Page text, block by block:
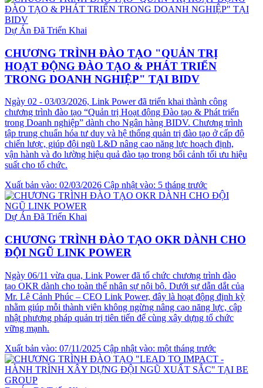
Dự Án Đã Triển Khai
CHƯƠNG TRÌNH ĐÀO TẠO "QUẢN TRỊ
HOẠT ĐỘNG ĐÀO TẠO & PHÁT TRIỂN
TRONG DOANH NGHIỆP" TẠI BIDV
Ngày 02 - 03/03/2026, Link Power đã triển khai thành công
chương trình đào tạo “Quản trị Hoạt động Đào tạo & Phát triển
trong Doanh nghiệp” dành cho Ngân hàng BIDV. Chương trình
tập trung chuẩn hóa tư duy và hệ thống quản trị đào tạo ở cấp độ
chiến lược, giúp đội ngũ L&D nâng cao năng lực hoạch định,
vận hành và đo lường hiệu quả đào tạo trong bối cảnh tối ưu hiệu
suất cho tổ chức.
Xuất bản vào: 02/03/2026 Cập nhật vào: 5 tháng trước
Dự Án Đã Triển Khai
CHƯƠNG TRÌNH ĐÀO TẠO OKR DÀNH CHO
ĐỘI NGŨ LINK POWER
Ngày 06/11 vừa qua, Link Power đã tổ chức chương trình đào
tạo OKR dành cho toàn thể nhân sự nội bộ. Dưới sự dẫn dắt của
Mr. Lê Cảnh Phúc – CEO Link Power, đây là hoạt động định kỳ
nhằm giúp mỗi thành viên không ngừng nâng cao năng lực, cập
nhật phương pháp quản trị tiên tiến để cùng xây dựng tổ chức
vững mạnh.
Xuất bản vào: 07/11/2025 Cập nhật vào: một tháng trước